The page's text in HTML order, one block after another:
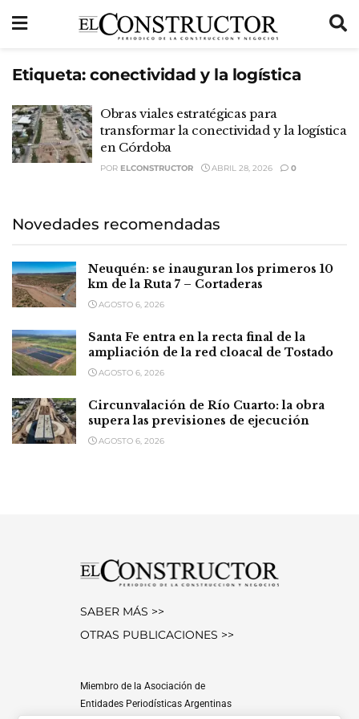
Etiqueta: conectividad y la logística
Obras viales estratégicas para
transformar la conectividad y la logística
en Córdoba
POR ELCONSTRUCTOR ABRIL 28, 2026 0
Novedades recomendadas
Neuquén: se inauguran los primeros 10
km de la Ruta 7 – Cortaderas
AGOSTO 6, 2026
Santa Fe entra en la recta final de la
ampliación de la red cloacal de Tostado
AGOSTO 6, 2026
Circunvalación de Río Cuarto: la obra
supera las previsiones de ejecución
AGOSTO 6, 2026
SABER MÁS >>
OTRAS PUBLICACIONES >>
Miembro de la Asociación de
Entidades Periodísticas Argentinas